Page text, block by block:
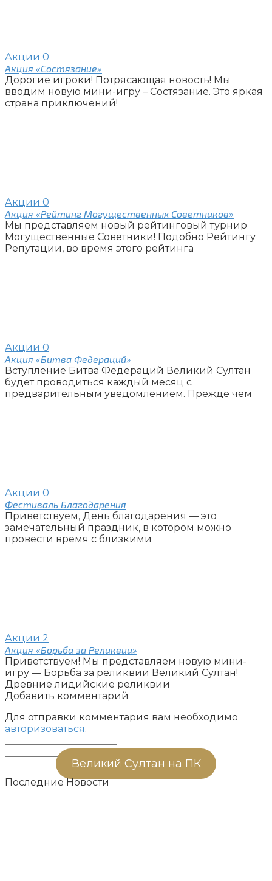
Акции 0
Акция «Состязание»
Дорогие игроки! Потрясающая новость! Мы
вводим новую мини-игру – Состязание. Это яркая
страна приключений!
Акции 0
Акция «Рейтинг Могущественных Советников»
Мы представляем новый рейтинговый турнир
Могущественные Советники! Подобно Рейтингу
Репутации, во время этого рейтинга
Акции 0
Акция «Битва Федераций»
Вступление Битва Федераций Великий Султан
будет проводиться каждый месяц с
предварительным уведомлением. Прежде чем
Акции 0
Фестиваль Благодарения
Приветствуем, День благодарения — это
замечательный праздник, в котором можно
провести время с близкими
Акции 2
Акция «Борьба за Реликвии»
Приветствуем! Мы представляем новую мини-
игру — Борьба за реликвии Великий Султан!
Древние лидийские реликвии
Добавить комментарий
Для отправки комментария вам необходимо
авторизоваться.
Великий Султан на ПК
Последние Новости